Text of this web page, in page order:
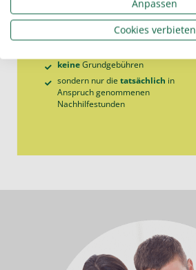
Aufnahme­gebühren
keineGrund­gebühren
sondern nur die tatsächlich in
Anspruch genommenen
Nachhilfe­stunden
Anpassen
Cookies verbieten